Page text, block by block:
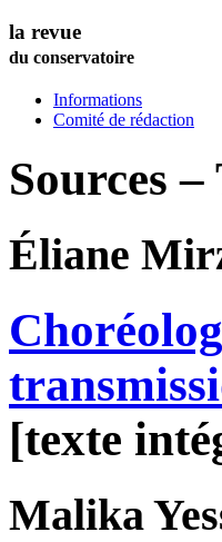
la revue
du conservatoire
Informations
Comité de rédaction
Sources
Éliane
[texte
Malika